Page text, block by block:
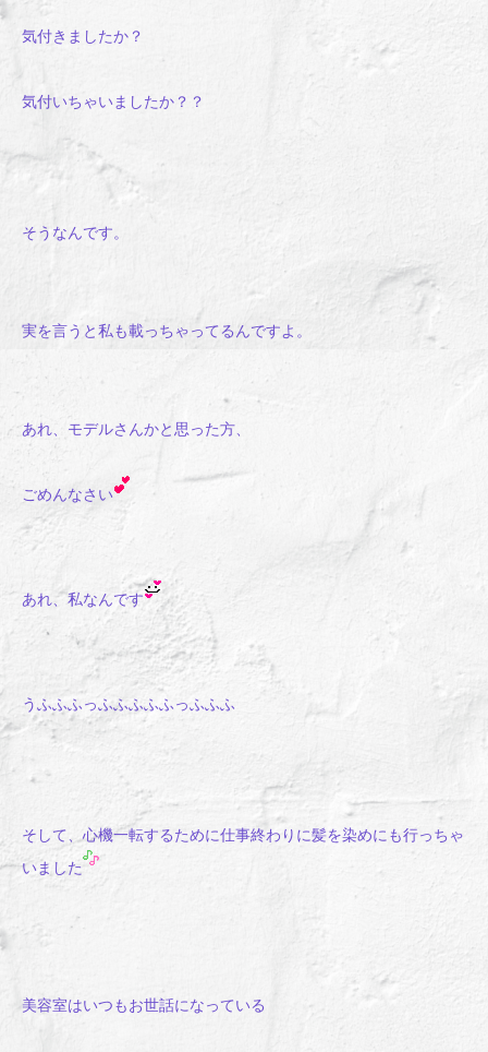
気付きましたか？
気付いちゃいましたか？？
そうなんです。
実を言うと私も載っちゃってるんですよ。
あれ、モデルさんかと思った方、
ごめんなさい
あれ、私なんです
うふふふっふふふふふっふふふ
そして、心機一転するために仕事終わりに髪を染めにも行っちゃ
いました
美容室はいつもお世話になっている